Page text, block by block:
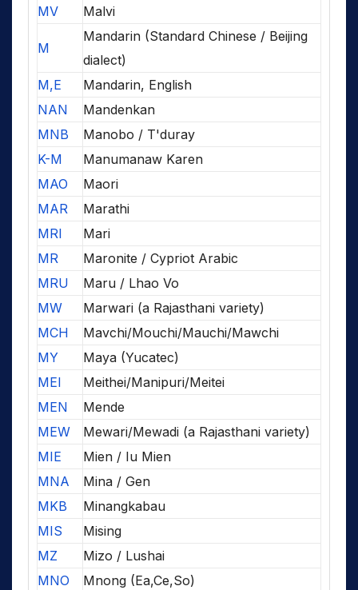
MV
Malvi
M
Mandarin (Standard Chinese / Beijing
dialect)
M,E
Mandarin, English
NAN
Mandenkan
MNB
Manobo / T'duray
K-M
Manumanaw Karen
MAO
Maori
MAR
Marathi
MRI
Mari
MR
Maronite / Cypriot Arabic
MRU
Maru / Lhao Vo
MW
Marwari (a Rajasthani variety)
MCH
Mavchi/Mouchi/Mauchi/Mawchi
MY
Maya (Yucatec)
MEI
Meithei/Manipuri/Meitei
MEN
Mende
MEW
Mewari/Mewadi (a Rajasthani variety)
MIE
Mien / Iu Mien
MNA
Mina / Gen
MKB
Minangkabau
MIS
Mising
MZ
Mizo / Lushai
MNO
Mnong (Ea,Ce,So)